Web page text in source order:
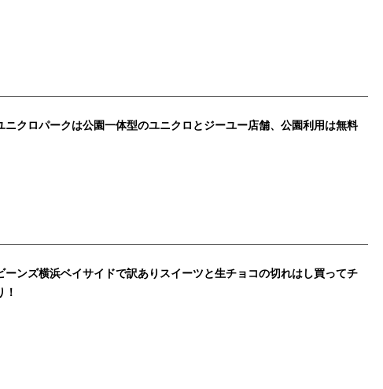
ニクロパークは公園一体型のユニクロとジーユー店舗、公園利用は無料
ーンズ横浜ベイサイドで訳ありスイーツと生チョコの切れはし買ってチ
！